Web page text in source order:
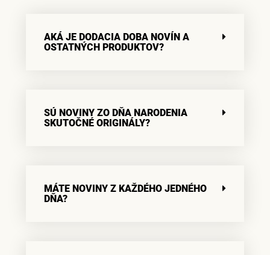
AKÁ JE DODACIA DOBA NOVÍN A
OSTATNÝCH PRODUKTOV?
SÚ NOVINY ZO DŇA NARODENIA
SKUTOČNÉ ORIGINÁLY?
MÁTE NOVINY Z KAŽDÉHO JEDNÉHO
DŇA?